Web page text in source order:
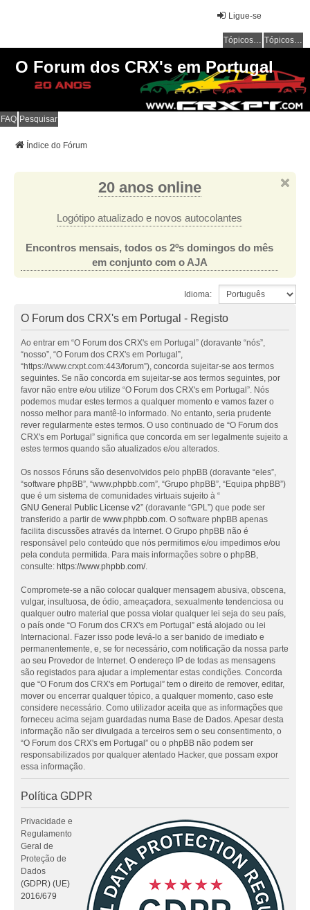
Ligue-se
Tópicos sem resposta Tópicos ativos
O Forum dos CRX's em Portugal
FAQ Pesquisar
Índice do Fórum
20 anos online
Logótipo atualizado e novos autocolantes
Encontros mensais, todos os 2ºs domingos do mês
em conjunto com o AJA
Idioma:
O Forum dos CRX's em Portugal - Registo
Ao entrar em “O Forum dos CRX's em Portugal” (doravante “nós”,
“nosso”, “O Forum dos CRX's em Portugal”,
“https://www.crxpt.com:443/forum”), concorda sujeitar-se aos termos
seguintes. Se não concorda em sujeitar-se aos termos seguintes, por
favor não entre e/ou utilize “O Forum dos CRX's em Portugal”. Nós
podemos mudar estes termos a qualquer momento e vamos fazer o
nosso melhor para mantê-lo informado. No entanto, seria prudente
rever regularmente estes termos. O uso continuado de “O Forum dos
CRX's em Portugal” significa que concorda em ser legalmente sujeito a
estes termos quando são atualizados e/ou alterados.
Os nossos Fóruns são desenvolvidos pelo phpBB (doravante “eles”,
“software phpBB”, “www.phpbb.com”, “Grupo phpBB”, “Equipa phpBB”)
que é um sistema de comunidades virtuais sujeito à “
GNU General Public License v2” (doravante “GPL”) que pode ser
transferido a partir de www.phpbb.com. O software phpBB apenas
facilita discussões através da Internet. O Grupo phpBB não é
responsável pelo conteúdo que nós permitimos e/ou impedimos e/ou
pela conduta permitida. Para mais informações sobre o phpBB,
consulte: https://www.phpbb.com/.
Compromete-se a não colocar qualquer mensagem abusiva, obscena,
vulgar, insultuosa, de ódio, ameaçadora, sexualmente tendenciosa ou
qualquer outro material que possa violar qualquer lei seja do seu país,
o país onde “O Forum dos CRX's em Portugal” está alojado ou lei
Internacional. Fazer isso pode levá-lo a ser banido de imediato e
permanentemente, e, se for necessário, com notificação da nossa parte
ao seu Provedor de Internet. O endereço IP de todas as mensagens
são registados para ajudar a implementar estas condições. Concorda
que “O Forum dos CRX's em Portugal” tem o direito de remover, editar,
mover ou encerrar qualquer tópico, a qualquer momento, caso este
considere necessário. Como utilizador aceita que as informações que
forneceu acima sejam guardadas numa Base de Dados. Apesar desta
informação não ser divulgada a terceiros sem o seu consentimento, o
“O Forum dos CRX's em Portugal” ou o phpBB não podem ser
responsabilizados por qualquer atentado Hacker, que possam expor
essa informação.
Política GDPR
Privacidade e
Regulamento
Geral de
Proteção de
Dados
(GDPR) (UE)
2016/679